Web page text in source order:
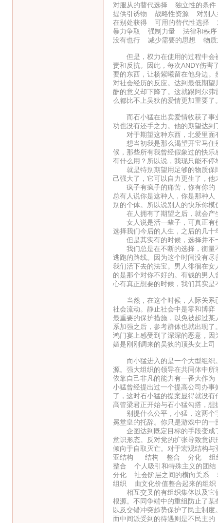
对服从的替代选择 独立性的条
提供引诱物 战略性资源 对别人
在别处获得 可用的替代性选择
暴力争取 强制力量 法律和秩
没有也行 减少需要的思想 物质
但是，权力在使用的过程中会
责和反抗。因此，每次ANDY伤害
要的东西，让杨紫曦留在他身边
对社会经历的反应。达到最低期
酬的意义却下降了。这就跟阿尔
么都比不上吴狄的爱情更加重要了
而石小猛在出卖爱情收获了事
功也没有还手之力。他的期望达到
对于期望这种东西，北爱里面
想当初我是那么渴望开宝马住
候，那些所有我曾经假象过的快
有什么用？所以说，我现只能不
就是特别期望用足够的物质保
己强大了，它可以自力更生了，
疯子有疯子的痛苦，你有你的
总有人说你是这种人，你是那种
别的个体。所以说别人的快乐你
在人拥有了期望之后，就会产
女人说是活一辈子，可真正有
选择我们今后的人生，之后的几
但是其实有的时候，选择并不
我们总是在不断的选择，衡量
逃跑的路线。因为这个时间没有
我们活下去的法宝。男人徘徊在
的是那个对你不好的。有钱的男
心有真正想要的时候，我们其实是
当然，在这个时候，人际关系
社会流动。静止社会中是零和博
最重要的保护措施，以免被超过
系加强之后，参考群体也就出现
鸿门宴上感受到了深深的恶意，
媚是刚刚调来的吴狄的顶头女上
而小猛进入的是一个大型组织
源。强大组织的领导在共同体中
依靠自己非凡的能力有一番大作
小猛曾经提出过一个提高公司办
了，这时石小猛的提案显得就没
高管梁君正开始与石小猛勾搭，想
别提什么公平，小猛，这两个
冕堂皇的托辞。你只是游戏中的
企图达到既定目标的手段变成
意识形态。反对党的扩张导致意
倾向于自取灭亡。对于宏观结构
亚结构 结构 整合 分化 组
整合 个人吸引和特殊主义的团
分化 社会阶层之间的横向关系
组织 由文化价值整合起来的组
相互交叉的有组织集体以及它
根源。不同争端中的重组防止了
以及交错冲突趋势保护了民主制
而中间派受到的待遇则是不民主